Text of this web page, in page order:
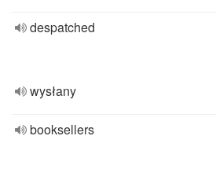
despatched
wysłany
booksellers